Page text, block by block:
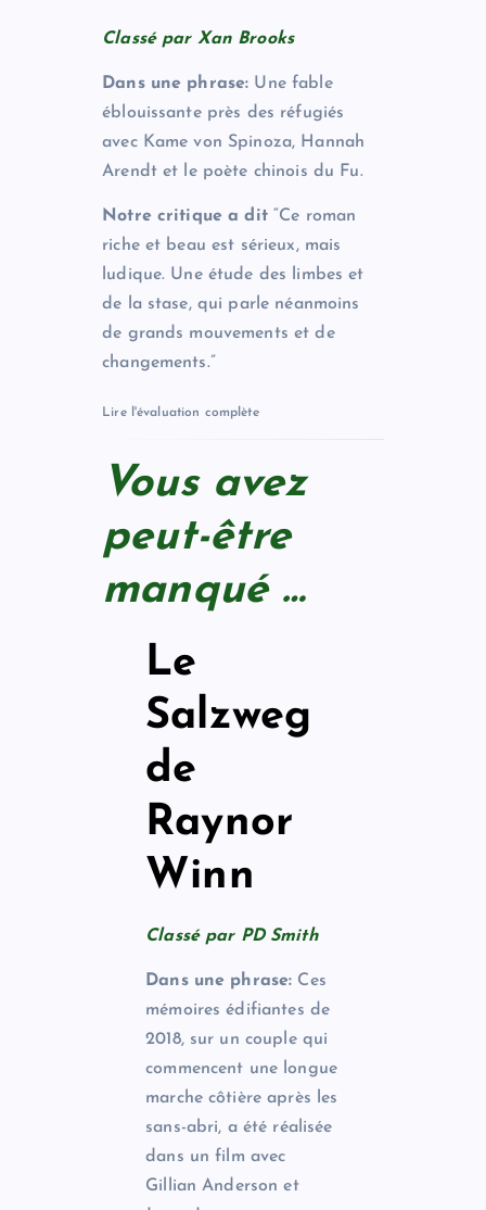
Classé par Xan Brooks
Dans une phrase: Une fable
éblouissante près des réfugiés
avec Kame von Spinoza, Hannah
Arendt et le poète chinois du Fu.
Notre critique a dit“Ce roman
riche et beau est sérieux, mais
ludique. Une étude des limbes et
de la stase, qui parle néanmoins
de grands mouvements et de
changements.”
Lire l'évaluation complète
Vous avez
peut-être
manqué …
Le
Salzweg
de
Raynor
Winn
Classé par PD Smith
Dans une phrase: Ces
mémoires édifiantes de
2018, sur un couple qui
commencent une longue
marche côtière après les
sans-abri, a été réalisée
dans un film avec
Gillian Anderson et